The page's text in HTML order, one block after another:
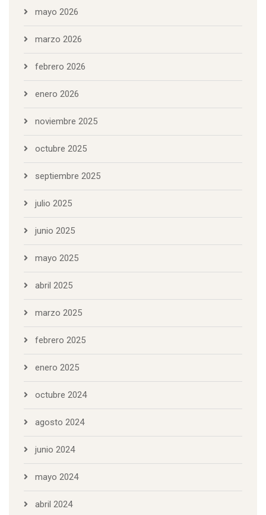
mayo 2026
marzo 2026
febrero 2026
enero 2026
noviembre 2025
octubre 2025
septiembre 2025
julio 2025
junio 2025
mayo 2025
abril 2025
marzo 2025
febrero 2025
enero 2025
octubre 2024
agosto 2024
junio 2024
mayo 2024
abril 2024